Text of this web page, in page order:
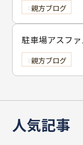
親方ブログ
駐車場アスフ
の？
親方ブログ
人気記事